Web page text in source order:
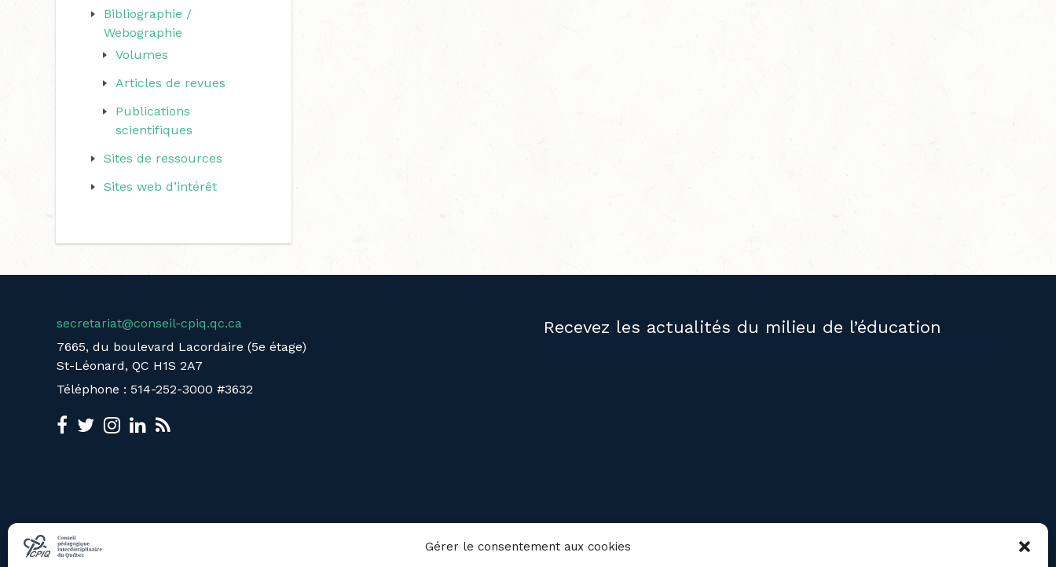
Gérer le consentement aux cookies
Bibliographie /
Webographie
Volumes
Articles de revues
Publications
scientifiques
Sites de ressources
Sites web d’intérêt
secretariat@conseil-cpiq.qc.ca
7665, du boulevard Lacordaire (5e étage)
St-Léonard, QC H1S 2A7
Téléphone : 514-252-3000 #3632
Recevez les actualités du milieu de l’éducation
LE CPIQ
PUBLICATIONS
NOUS JOINDRE